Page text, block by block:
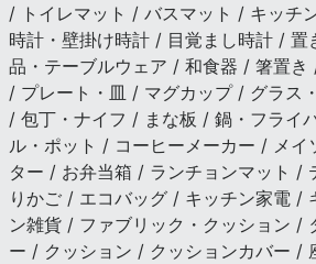
/ トイレマット / バスマット / キッチ
時計・壁掛け時計 / 目覚まし時計 / 置
品・テーブルウェア / 和食器 / 箸置
/ プレート・皿 / マグカップ / グラス
/ 包丁・ナイフ / まな板 / 鍋・フライ
ル・ポット / コーヒーメーカー / メイ
ター / お弁当箱 / ランチョンマット /
りかご / エコバッグ / キッチン家電 /
ン雑貨 / ファブリック・クッション /
ー / クッション / クッションカバー /